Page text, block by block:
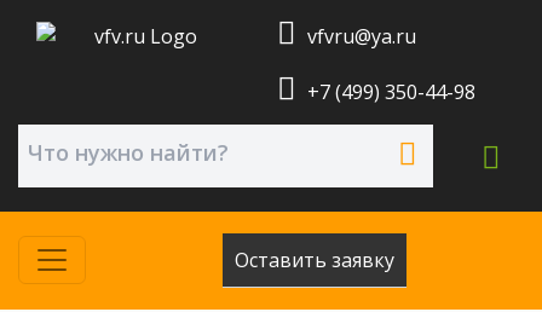
vfvru@ya.ru
+7 (499) 350-44-98
Оставить заявку